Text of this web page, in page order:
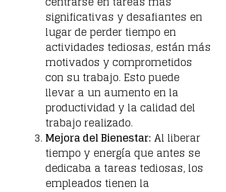
significativas y desafiantes en
lugar de perder tiempo en
actividades tediosas, están más
motivados y comprometidos
con su trabajo. Esto puede
llevar a un aumento en la
productividad y la calidad del
trabajo realizado.
Mejora del Bienestar: Al liberar
tiempo y energía que antes se
dedicaba a tareas tediosas, los
empleados tienen la